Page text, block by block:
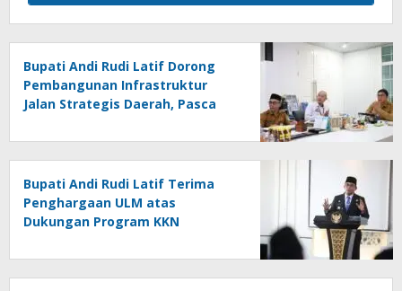
Bupati Andi Rudi Latif Dorong
Pembangunan Infrastruktur
Jalan Strategis Daerah, Pasca
Bupati Andi Rudi Latif Terima
Penghargaan ULM atas
Dukungan Program KKN